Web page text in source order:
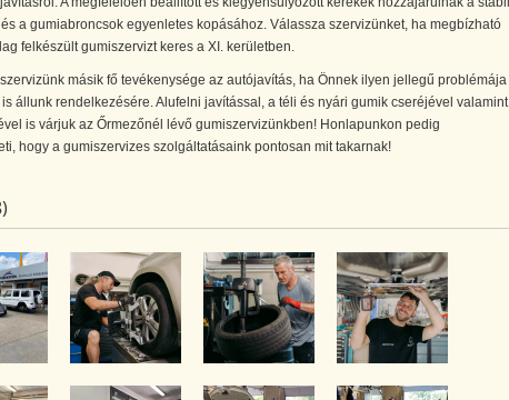
a gumiabroncsok egyenletes kopásához. Válassza szervizünket, ha megbízható
felkészült gumiszervizt keres a XI. kerületben.
másik fő tevékenysége az autójavítás, ha Önnek ilyen jellegű problémája
állunk rendelkezésére. Alufelni javítással, a téli és nyári gumik cseréjével valamint
is várjuk az Őrmezőnél lévő gumiszervizünkben! Honlapunkon pedig
hogy a gumiszervizes szolgáltatásaink pontosan mit takarnak!